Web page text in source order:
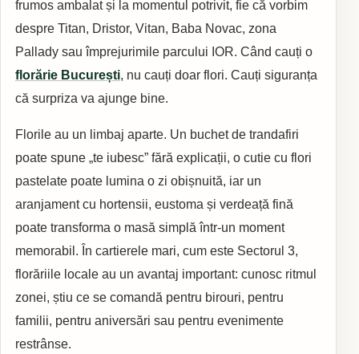
frumos ambalat și la momentul potrivit, fie că vorbim
despre Titan, Dristor, Vitan, Baba Novac, zona
Pallady sau împrejurimile parcului IOR. Când cauți o
florărie București, nu cauți doar flori. Cauți siguranța
că surpriza va ajunge bine.
Florile au un limbaj aparte. Un buchet de trandafiri
poate spune „te iubesc” fără explicații, o cutie cu flori
pastelate poate lumina o zi obișnuită, iar un
aranjament cu hortensii, eustoma și verdeață fină
poate transforma o masă simplă într-un moment
memorabil. În cartierele mari, cum este Sectorul 3,
florăriile locale au un avantaj important: cunosc ritmul
zonei, știu ce se comandă pentru birouri, pentru
familii, pentru aniversări sau pentru evenimente
restrânse.